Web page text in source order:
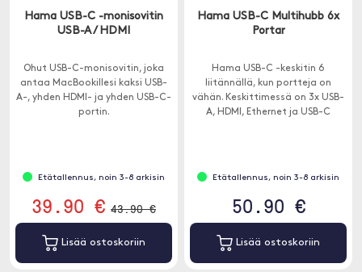
Hama USB-C -monisovitin
USB-A / HDMI
Ohut USB-C-monisovitin, joka
antaa MacBookillesi kaksi USB-
A-, yhden HDMI- ja yhden USB-C-
portin.
Etätallennus, noin 3-8 arkisin
39.90 € 43.90 €
Lisää ostoskoriin
Hama USB-C Multihubb 6x
Portar
Hama USB-C -keskitin 6
liitännällä, kun portteja on
vähän. Keskittimessä on 3x USB-
A, HDMI, Ethernet ja USB-C
Etätallennus, noin 3-8 arkisin
50.90 €
Lisää ostoskoriin